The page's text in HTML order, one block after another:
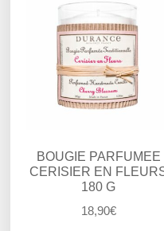
BOUGIE PARFUMEE
CERISIER EN
180 G
18,90€